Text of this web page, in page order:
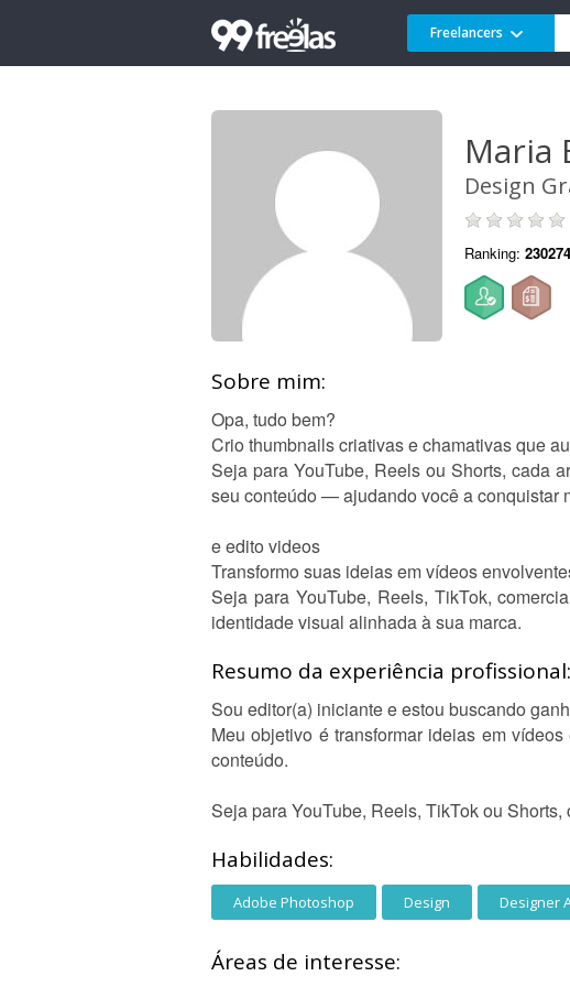
Freelancers
Maria
Design
Ranking:
Sobre mim:
Opa, tudo bem?
Crio thumbnails criativas e chamativas que
Seja para YouTube, Reels ou Shorts, cada
seu conteúdo — ajudando você a conquistar
e edito videos
Transformo suas ideias em vídeos
Seja para YouTube, Reels, TikTok,
identidade visual alinhada à sua marca.
Resumo da experiência profissional:
Sou editor(a) iniciante e estou buscando
Meu objetivo é transformar ideias em
conteúdo.
Seja para YouTube, Reels, TikTok ou
Habilidades:
Adobe Photoshop Design Designer
Áreas de interesse: